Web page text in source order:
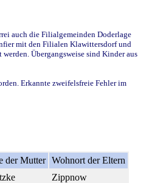
auch die Filialgemeinden Doderlage
mit den Filialen Klawittersdorf und
Übergangsweise sind Kinder aus
Erkannte zweifelsfreie Fehler im
der Mutter Wohnort der Eltern
Zippnow